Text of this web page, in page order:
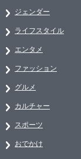
ジェンダー
ライフスタイル
エンタメ
ファッション
グルメ
カルチャー
スポーツ
おでかけ